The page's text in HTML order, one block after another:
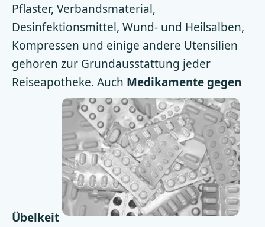
Pflaster, Verbandsmaterial,
Desinfektionsmittel, Wund- und Heilsalben,
Kompressen und einige andere Utensilien
gehören zur Grundausstattung jeder
Reiseapotheke. Auch Medikamente gegen
Übelkeit